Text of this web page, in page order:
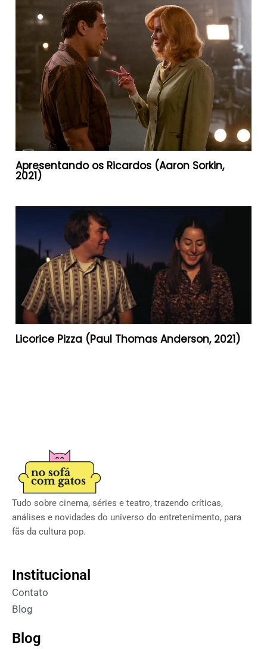
Apresentando os Ricardos (Aaron Sorkin,
2021)
Licorice Pizza (Paul Thomas Anderson, 2021)
Tudo sobre cinema, séries e teatro, trazendo críticas,
análises e novidades do universo do entretenimento, para
fãs da cultura pop.
Institucional
Contato
Blog
Blog